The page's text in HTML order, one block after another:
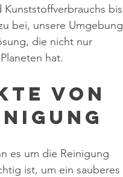
bis
bei, unsere Umgebung
die nicht nur
hat.
von
es um die Reinigung
ist, um ein sauberes